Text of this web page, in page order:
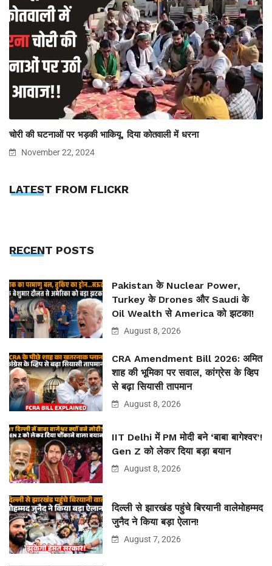
चोरी की घटनाओं पर भड़की भाकियू, दिया कोतवाली में धरना
November 22, 2024
LATEST FROM FLICKR
RECENT POSTS
Pakistan के Nuclear Power,
Turkey के Drones और Saudi के
Oil Wealth से America को झटका!
August 8, 2026
CRA Amendment Bill 2026: अमित
शाह की भूमिका पर सवाल, कांग्रेस के व्हिप
से बढ़ा सियासी तापमान
August 8, 2026
IIT Delhi में PM मोदी बने ‘बाबा बागेश्वर’!
Gen Z को लेकर दिया बड़ा बयान
August 8, 2026
दिल्ली से झारखंड पहुंचे बिरयानी वालेमोहम्मद
जुनैद ने किया बड़ा ऐलान!
August 7, 2026